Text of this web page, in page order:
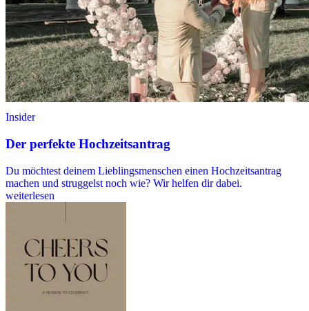
Insider
Der perfekte Hochzeitsantrag
Du möchtest deinem Lieblingsmenschen einen Hochzeitsantrag
machen und struggelst noch wie? Wir helfen dir dabei.
weiterlesen